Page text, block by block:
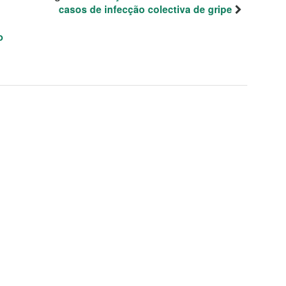
casos de infecção colectiva de gripe